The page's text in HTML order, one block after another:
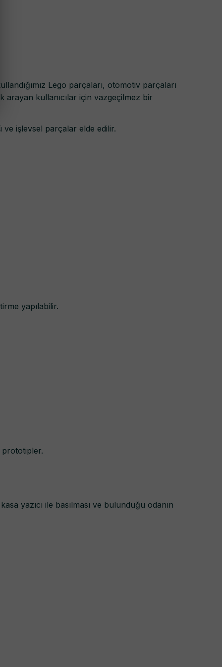
Lego parçaları, otomotiv parçaları
arayan kullanıcılar için vazgeçilmez bir
işlevsel parçalar elde edilir.
yapılabilir.
prototipler.
yazıcı ile basılması ve bulunduğu odanın